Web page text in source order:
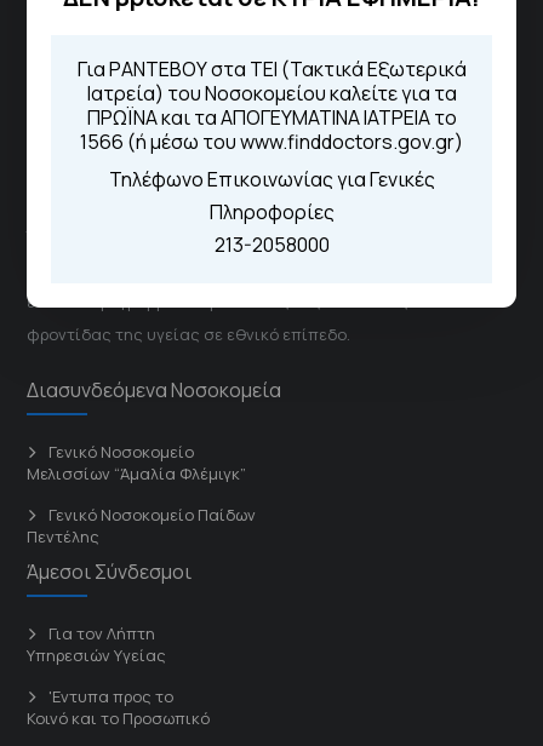
Για ΡΑΝΤΕΒΟΥ στα ΤΕΙ (Τακτικά Εξωτερικά
Ιατρεία) του Νοσοκομείου καλείτε για τα
ΠΡΩΪΝΑ και τα ΑΠΟΓΕΥΜΑΤΙΝΑ ΙΑΤΡΕΙΑ το
1566 (ή μέσω του www.finddoctors.gov.gr)
Τηλέφωνο Επικοινωνίας για Γενικές
Πληροφορίες
213-2058000
App"
ΓΝΑ Νοσοκομείο Σισμανόγλειο - Αμαλία Φλέμιγκ
Το Σισμανόγλειο συνεργάζεται με άλλα νοσηλευτικά
ειδικών προγραμμάτων βελτίωσης της ποιότητας
φροντίδας της υγείας σε εθνικό επίπεδο.
Διασυνδεόμενα Νοσοκομεία
Γενικό Νοσοκομείο
Μελισσίων “Άμαλία Φλέμιγκ”
Γενικό Νοσοκομείο Παίδων
Πεντέλης
Άμεσοι Σύνδεσμοι
Για τον Λήπτη
Υπηρεσιών Υγείας
'Εντυπα προς το
Κοινό και το Προσωπικό